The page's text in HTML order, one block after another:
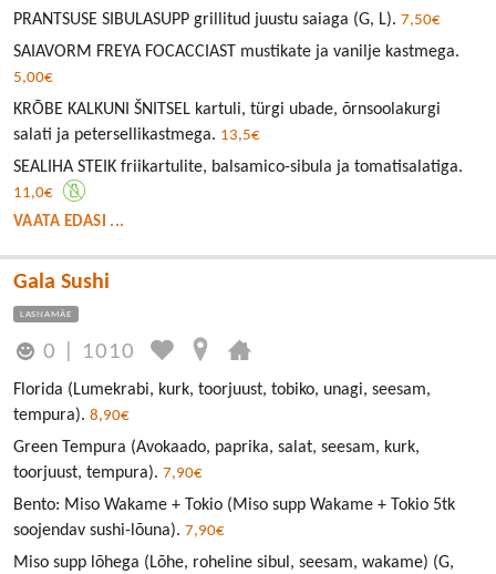
PRANTSUSE SIBULASUPP grillitud juustu saiaga (G, L). 7,50€
SAIAVORM FREYA FOCACCIAST mustikate ja vanilje kastmega.
5,00€
KRÕBE KALKUNI ŠNITSEL kartuli, türgi ubade, õrnsoolakurgi
salati ja petersellikastmega. 13,5€
SEALIHA STEIK friikartulite, balsamico-sibula ja tomatisalatiga.
11,0€
VAATA EDASI ...
Gala Sushi
LASNAMÄE
0 1010
Florida (Lumekrabi, kurk, toorjuust, tobiko, unagi, seesam,
tempura). 8,90€
Green Tempura (Avokaado, paprika, salat, seesam, kurk,
toorjuust, tempura). 7,90€
Bento: Miso Wakame + Tokio (Miso supp Wakame + Tokio 5tk
soojendav sushi-lõuna). 7,90€
Miso supp lõhega (Lõhe, roheline sibul, seesam, wakame) (G,